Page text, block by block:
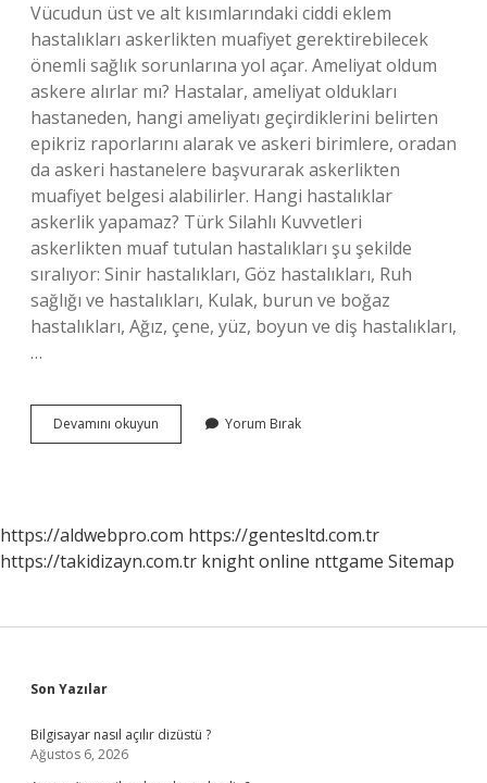
Vücudun üst ve alt kısımlarındaki ciddi eklem
hastalıkları askerlikten muafiyet gerektirebilecek
önemli sağlık sorunlarına yol açar. Ameliyat oldum
askere alırlar mı? Hastalar, ameliyat oldukları
hastaneden, hangi ameliyatı geçirdiklerini belirten
epikriz raporlarını alarak ve askeri birimlere, oradan
da askeri hastanelere başvurarak askerlikten
muafiyet belgesi alabilirler. Hangi hastalıklar
askerlik yapamaz? Türk Silahlı Kuvvetleri
askerlikten muaf tutulan hastalıkları şu şekilde
sıralıyor: Sinir hastalıkları, Göz hastalıkları, Ruh
sağlığı ve hastalıkları, Kulak, burun ve boğaz
hastalıkları, Ağız, çene, yüz, boyun ve diş hastalıkları,
…
Devamını okuyun
Ameliyatı
Yorum Bırak
https://aldwebpro.com https://gentesltd.com.tr
https://takidizayn.com.tr knight online nttgame Sitemap
Sidebar
Son Yazılar
Bilgisayar nasıl açılır dizüstü ?
Ağustos 6, 2026